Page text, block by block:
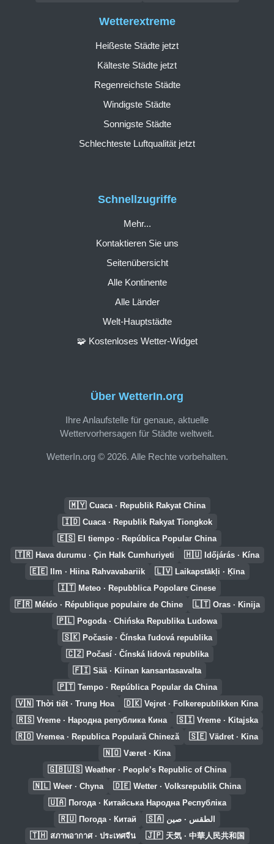
Über WetterIn.org
Ihre Anlaufstelle für genaue, aktuelle
Wettervorhersagen für Städte weltweit.
WetterIn.org © 2026. Alle Rechte vorbehalten.
Schnellzugriffe
Mehr...
Kontaktieren Sie uns
Seitenübersicht
Alle Kontinente
Alle Länder
Welt-Hauptstädte
🧩 Kostenloses Wetter-Widget
Wetterextreme
Heißeste Städte jetzt
Kälteste Städte jetzt
Regenreichste Städte
Windigste Städte
Sonnigste Städte
Schlechteste Luftqualität jetzt
🇲🇾 Cuaca · Republik Rakyat China
🇮🇩 Cuaca · Republik Rakyat Tiongkok
🇪🇸 El tiempo · República Popular China
🇹🇷 Hava durumu · Çin Halk Cumhuriyeti 🇭🇺 Időjárás · Kína
🇪🇪 Ilm · Hiina Rahvavabariik 🇱🇻 Laikapstākļi · Ķīna
🇮🇹 Meteo · Repubblica Popolare Cinese
🇫🇷 Météo · République populaire de Chine 🇱🇹 Oras · Kinija
🇵🇱 Pogoda · Chińska Republika Ludowa
🇸🇰 Počasie · Čínska ľudová republika
🇨🇿 Počasí · Čínská lidová republika
🇫🇮 Sää · Kiinan kansantasavalta
🇵🇹 Tempo · República Popular da China
🇻🇳 Thời tiết · Trung Hoa 🇩🇰 Vejret · Folkerepublikken Kina
🇷🇸 Vreme · Народна република Кина 🇸🇮 Vreme · Kitajska
🇷🇴 Vremea · Republica Populară Chineză 🇸🇪 Vädret · Kina
🇳🇴 Været · Kina
🇬🇧🇺🇸 Weather · People’s Republic of China
🇳🇱 Weer · Chyna 🇩🇪 Wetter · Volksrepublik China
🇺🇦 Погода · Китайська Народна Республіка
🇷🇺 Погода · Китай 🇸🇦 الطقس · صين
🇹🇭 สภาพอากาศ · ประเทศจีน 🇯🇵 天気 · 中華人民共和国